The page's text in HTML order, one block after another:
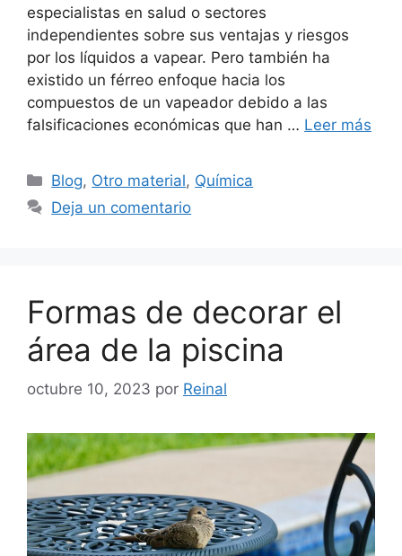
especialistas en salud o sectores
independientes sobre sus ventajas y riesgos
por los líquidos a vapear. Pero también ha
existido un férreo enfoque hacia los
compuestos de un vapeador debido a las
falsificaciones económicas que han … Leer más
Categorías
Blog, Otro material, Química
Deja un comentario
Formas de decorar el
área de la piscina
octubre 10, 2023 por Reinal